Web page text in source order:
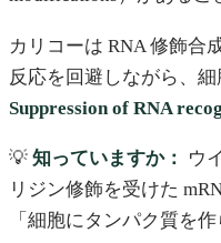
カリコーは RNA 修飾合
反応を回避しながら、
Suppression of RNA
💡 知っていますか：
ウ
リジン修飾を受けた
「細胞にタンパク質を